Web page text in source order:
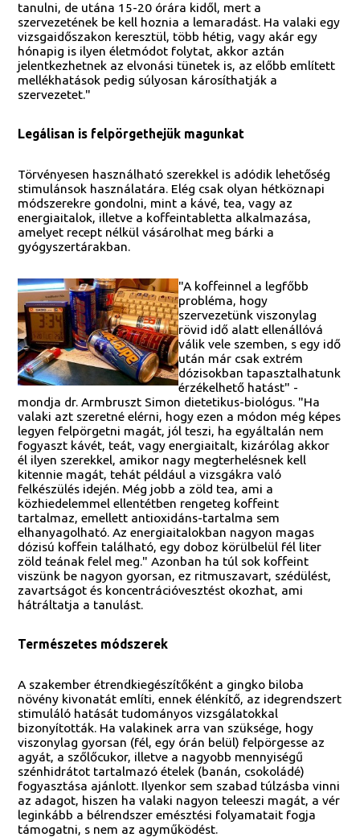
tanulni, de utána 15-20 órára kidől, mert a
szervezetének be kell hoznia a lemaradást. Ha valaki egy
vizsgaidőszakon keresztül, több hétig, vagy akár egy
hónapig is ilyen életmódot folytat, akkor aztán
jelentkezhetnek az elvonási tünetek is, az előbb említett
mellékhatások pedig súlyosan károsíthatják a
szervezetet."
Legálisan is felpörgethejük magunkat
Törvényesen használható szerekkel is adódik lehetőség
stimulánsok használatára. Elég csak olyan hétköznapi
módszerekre gondolni, mint a kávé, tea, vagy az
energiaitalok, illetve a koffeintabletta alkalmazása,
amelyet recept nélkül vásárolhat meg bárki a
gyógyszertárakban.
"A koffeinnel a legfőbb
probléma, hogy
szervezetünk viszonylag
rövid idő alatt ellenállóvá
válik vele szemben, s egy idő
után már csak extrém
dózisokban tapasztalhatunk
érzékelhető hatást" -
mondja dr. Armbruszt Simon dietetikus-biológus. "Ha
valaki azt szeretné elérni, hogy ezen a módon még képes
legyen felpörgetni magát, jól teszi, ha egyáltalán nem
fogyaszt kávét, teát, vagy energiaitalt, kizárólag akkor
él ilyen szerekkel, amikor nagy megterhelésnek kell
kitennie magát, tehát például a vizsgákra való
felkészülés idején. Még jobb a zöld tea, ami a
közhiedelemmel ellentétben rengeteg koffeint
tartalmaz, emellett antioxidáns-tartalma sem
elhanyagolható. Az energiaitalokban nagyon magas
dózisú koffein található, egy doboz körülbelül fél liter
zöld teának felel meg." Azonban ha túl sok koffeint
viszünk be nagyon gyorsan, ez ritmuszavart, szédülést,
zavartságot és koncentrációvesztést okozhat, ami
hátráltatja a tanulást.
Természetes módszerek
A szakember étrendkiegészítőként a gingko biloba
növény kivonatát említi, ennek élénkítő, az idegrendszert
stimuláló hatását tudományos vizsgálatokkal
bizonyították. Ha valakinek arra van szüksége, hogy
viszonylag gyorsan (fél, egy órán belül) felpörgesse az
agyát, a szőlőcukor, illetve a nagyobb mennyiségű
szénhidrátot tartalmazó ételek (banán, csokoládé)
fogyasztása ajánlott. Ilyenkor sem szabad túlzásba vinni
az adagot, hiszen ha valaki nagyon teleeszi magát, a vér
leginkább a bélrendszer emésztési folyamatait fogja
támogatni, s nem az agyműködést.